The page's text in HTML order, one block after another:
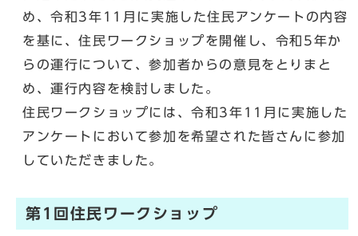
め、令和3年11月に実施した住民アンケートの内容
を基に、住民ワークショップを開催し、令和5年か
らの運行について、参加者からの意見をとりまと
め、運行内容を検討しました。
住民ワークショップには、令和3年11月に実施した
アンケートにおいて参加を希望された皆さんに参加
していただきました。
第1回住民ワークショップ